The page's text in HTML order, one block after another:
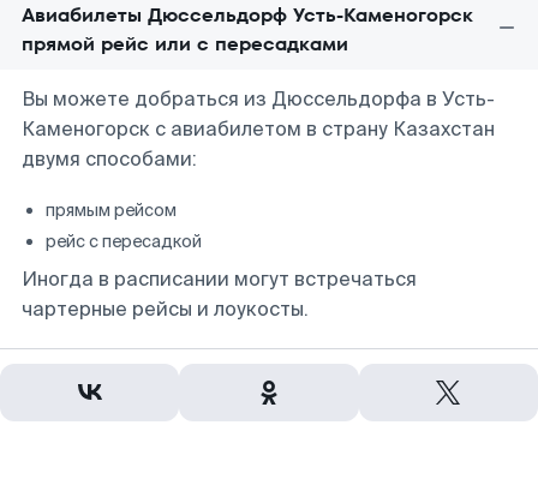
Авиабилеты Дюссельдорф Усть-Каменогорск
прямой рейс или с пересадками
Вы можете добраться из Дюссельдорфа в Усть-
Каменогорск с авиабилетом в страну Казахстан
двумя способами:
прямым рейсом
рейс с пересадкой
Иногда в расписании могут встречаться
чартерные рейсы и лоукосты.